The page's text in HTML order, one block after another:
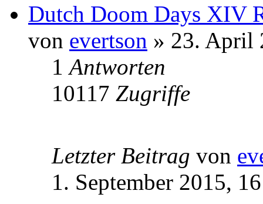
Dutch Doom Days XIV
von evertson » 23. April
1Antworten
10117 Zugriffe
Letzter Beitrag von
1. September 2015,